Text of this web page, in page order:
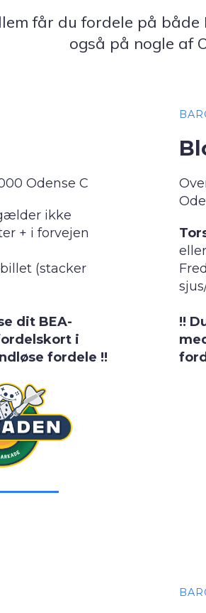
får du fordele på
også på nogle af
Odense C
ikke
+ i forvejen
(stacker
dit BEA-
i
fordele !!
!!